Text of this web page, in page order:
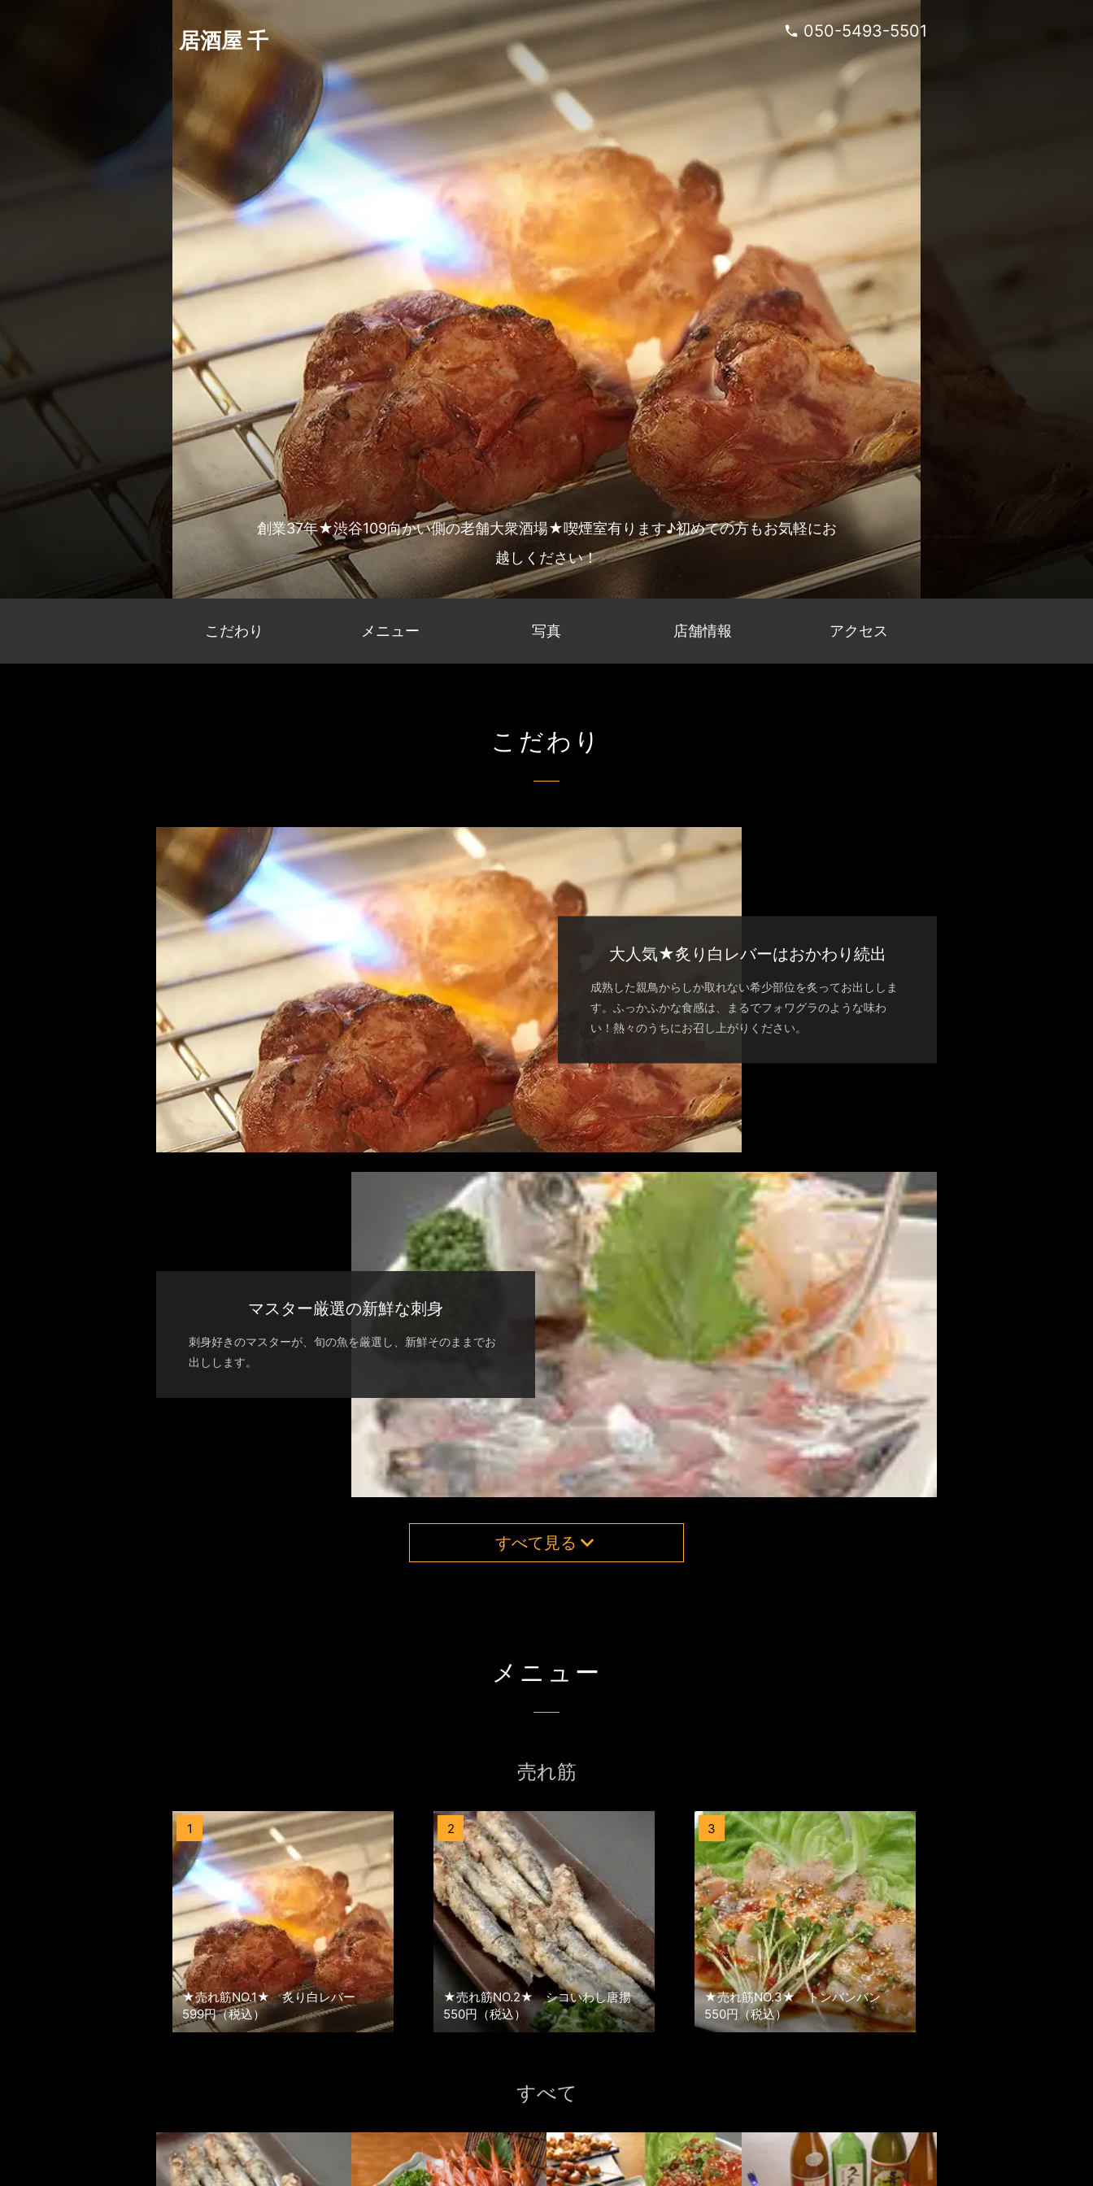
050-5493-5501
居酒屋 千
創業37年★渋谷109向かい側の老舗大衆酒場★喫煙室有ります♪初めての方もお気軽にお
越しください！
こだわり メニュー 写真 店舗情報 アクセス
こだわり
大人気★炙り白レバーはおかわり続出
成熟した親鳥からしか取れない希少部位を炙ってお出ししま
す。ふっかふかな食感は、まるでフォワグラのような味わ
い！熱々のうちにお召し上がりください。
マスター厳選の新鮮な刺身
刺身好きのマスターが、旬の魚を厳選し、新鮮そのままでお
出しします。
すべて見る
メニュー
売れ筋
1
★売れ筋NO.1★ 炙り白レバー
599円（税込）
2
★売れ筋NO.2★ シコいわし唐揚
550円（税込）
3
★売れ筋NO.3★ トンバンバン
550円（税込）
すべて